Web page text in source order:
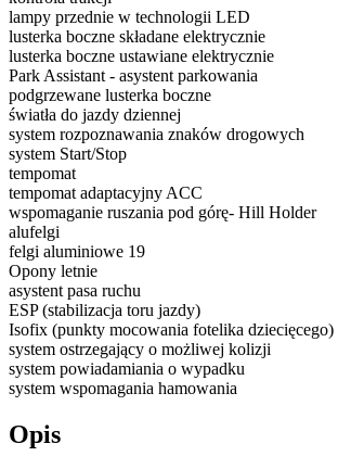
lampy przednie w technologii LED
lusterka boczne składane elektrycznie
lusterka boczne ustawiane elektrycznie
Park Assistant - asystent parkowania
podgrzewane lusterka boczne
światła do jazdy dziennej
system rozpoznawania znaków drogowych
system Start/Stop
tempomat
tempomat adaptacyjny ACC
wspomaganie ruszania pod górę- Hill Holder
alufelgi
felgi aluminiowe 19
Opony letnie
asystent pasa ruchu
ESP (stabilizacja toru jazdy)
Isofix (punkty mocowania fotelika dziecięcego)
system ostrzegający o możliwej kolizji
system powiadamiania o wypadku
system wspomagania hamowania
Opis